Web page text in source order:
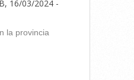
16/03/2024 -
la provincia